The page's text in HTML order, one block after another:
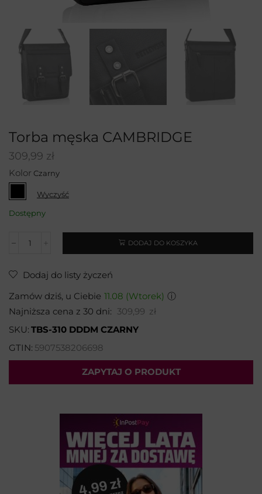
Torba męska CAMBRIDGE
309,99 zł
Kolor
Wyczyść
Dostępny
DODAJ DO KOSZYKA
Dodaj do listy życzeń
Zamów dziś, u Ciebie 11.08 (Wtorek) ⓘ
Najniższa cena z 30 dni:
309,99 zł
SKU: TBS-310 DDDM CZARNY
GTIN: 5907538206698
ZAPYTAJ O PRODUKT
Wybierz temat:
Imię i nazwisko*: